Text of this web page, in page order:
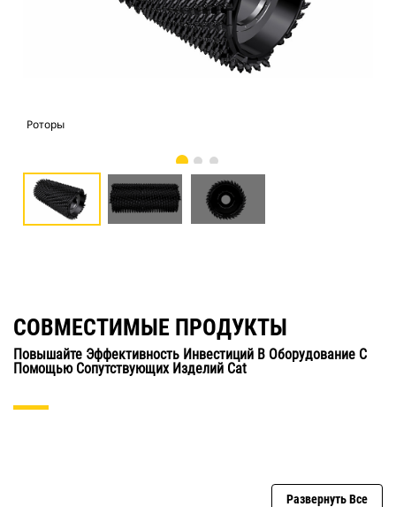
Роторы
СОВМЕСТИМЫЕ ПРОДУКТЫ
Повышайте Эффективность Инвестиций В Оборудование С
Помощью Сопутствующих Изделий Cat
Развернуть Все